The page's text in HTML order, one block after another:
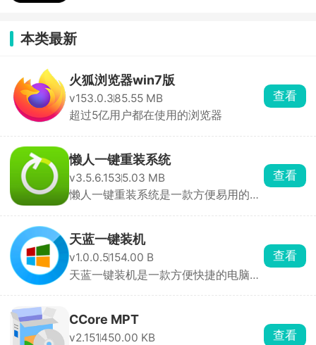
本类最新
火狐浏览器win7版
v153.0.385.55 MB
超过5亿用户都在使用的浏览器
查看
懒人一键重装系统
v3.5.6.1535.03 MB
懒人一键重装系统是一款方便易用的电
查看
天蓝一键装机
v1.0.0.5154.00 B
天蓝一键装机是一款方便快捷的电脑装
查看
CCore MPT
v2.151 450.00 KB
查看